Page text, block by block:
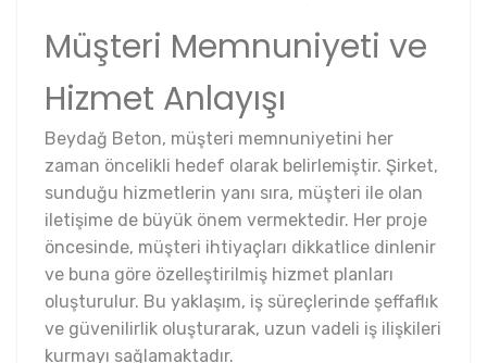
Müşteri Memnuniyeti ve
Hizmet Anlayışı
Beydağ Beton, müşteri memnuniyetini her
zaman öncelikli hedef olarak belirlemiştir. Şirket,
sunduğu hizmetlerin yanı sıra, müşteri ile olan
iletişime de büyük önem vermektedir. Her proje
öncesinde, müşteri ihtiyaçları dikkatlice dinlenir
ve buna göre özelleştirilmiş hizmet planları
oluşturulur. Bu yaklaşım, iş süreçlerinde şeffaflık
ve güvenilirlik oluşturarak, uzun vadeli iş ilişkileri
kurmayı sağlamaktadır.